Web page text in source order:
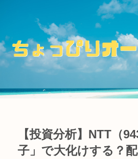
【投資分析】NTT（
子」で大化けする？